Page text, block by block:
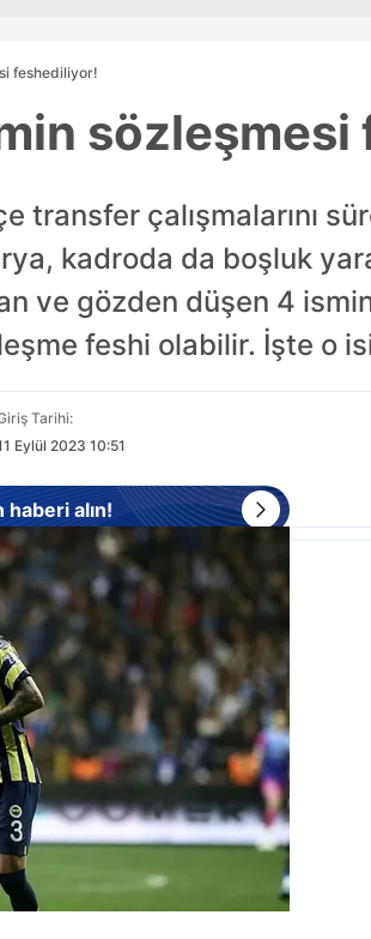
feshediliyor!
çalışmalarını
kadroda da boşluk
ve gözden düşen 4 ismin
feshi olabilir. İşte o
Tarihi:
Eylül 2023 10:51
alın!